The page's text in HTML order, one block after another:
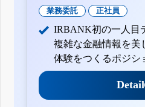
業務委託 正社員
IRBANK初の一人目
複雑な金融情報を美
体験をつくるポジシ
Detail